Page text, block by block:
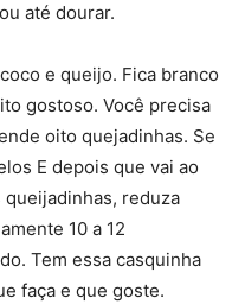
até dourar.
e queijo. Fica branco
gostoso. Você precisa
oito quejadinhas. Se
E depois que vai ao
reduza
10 a 12
Tem essa casquinha
faça e que goste.